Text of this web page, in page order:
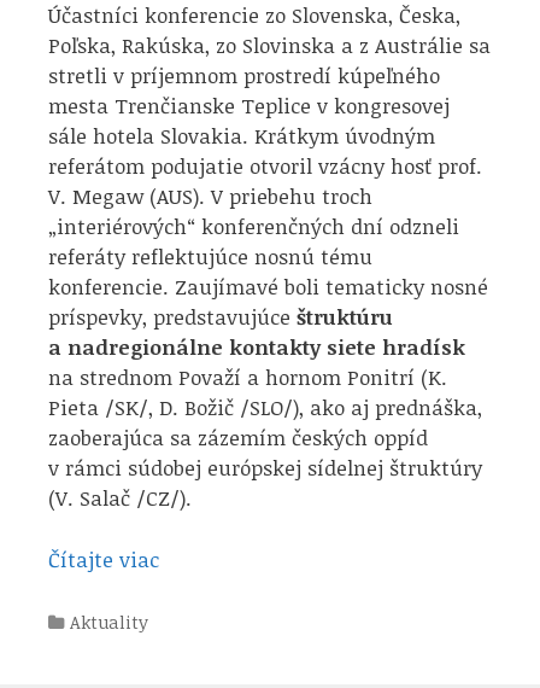
Účastníci konferencie zo Slovenska, Česka,
Poľska, Rakúska, zo Slovinska a z Austrálie sa
stretli v príjemnom prostredí kúpeľného
mesta Trenčianske Teplice v kongresovej
sále hotela Slovakia. Krátkym úvodným
referátom podujatie otvoril vzácny hosť prof.
V. Megaw (AUS). V priebehu troch
„interiérových“ konferenčných dní odzneli
referáty reflektujúce nosnú tému
konferencie. Zaujímavé boli tematicky nosné
príspevky, predstavujúce štruktúru
a nadregionálne kontakty siete hradísk
na strednom Považí a hornom Ponitrí (K.
Pieta /SK/, D. Božič /SLO/), ako aj prednáška,
zaoberajúca sa zázemím českých oppíd
v rámci súdobej európskej sídelnej štruktúry
(V. Salač /CZ/).
Čítajte viac
Kategórie
Aktuality